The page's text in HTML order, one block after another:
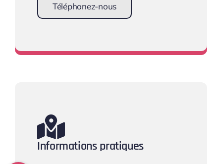
Téléphonez-nous
Informations pratiques